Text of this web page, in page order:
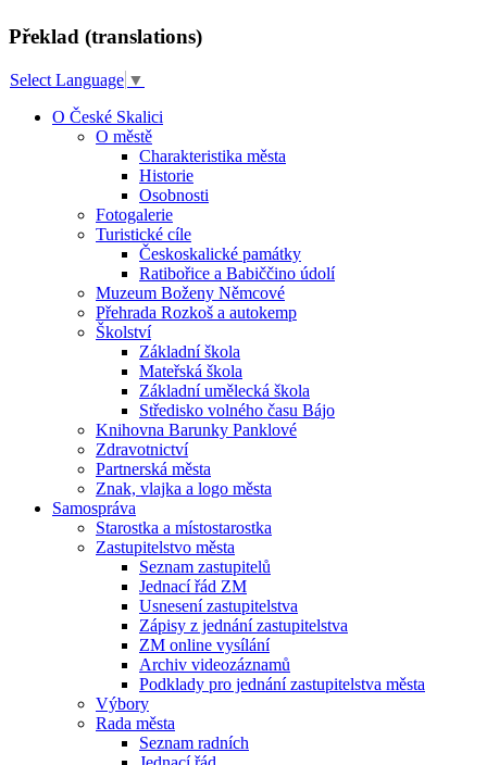
Překlad (translations)
Select Language ▼
O České Skalici
O městě
Charakteristika města
Historie
Osobnosti
Fotogalerie
Turistické cíle
Českoskalické památky
Ratibořice a Babiččino údolí
Muzeum Boženy Němcové
Přehrada Rozkoš a autokemp
Školství
Základní škola
Mateřská škola
Základní umělecká škola
Středisko volného času Bájo
Knihovna Barunky Panklové
Zdravotnictví
Partnerská města
Znak, vlajka a logo města
Samospráva
Starostka a místostarostka
Zastupitelstvo města
Seznam zastupitelů
Jednací řád ZM
Usnesení zastupitelstva
Zápisy z jednání zastupitelstva
ZM online vysílání
Archiv videozáznamů
Podklady pro jednání zastupitelstva města
Výbory
Rada města
Seznam radních